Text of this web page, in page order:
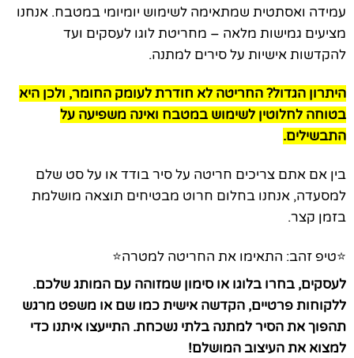
עמידה ואסתטית שמתאימה לשימוש יומיומי במטבח. אנחנו
מציעים גמישות מלאה – מחריטת לוגו לעסקים ועד
להקדשות אישיות על סירים למתנה.
היתרון הגדול? החריטה לא חודרת לעומק החומר, ולכן היא
בטוחה לחלוטין לשימוש במטבח ואינה משפיעה על
התבשילים.
בין אם אתם צריכים חריטה על סיר בודד או על סט שלם
למסעדה, אנחנו בחלום חרוט מבטיחים תוצאה מושלמת
בזמן קצר.
⭐טיפ זהב: התאימו את החריטה למטרה⭐
לעסקים, בחרו בלוגו או סימון שמזוהה עם המותג שלכם.
ללקוחות פרטיים, הקדשה אישית כמו שם או משפט מרגש
תהפוך את הסיר למתנה בלתי נשכחת. התייעצו איתנו כדי
למצוא את העיצוב המושלם!